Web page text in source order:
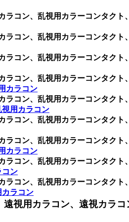
ラコン、乱視用カラーコンタク
ラコン、乱視用カラーコンタク
ラコン、乱視用カラーコンタク
ラコン、乱視用カラーコンタク
カラコン
ラコン、乱視用カラーコンタク
用カラコン
ラコン、乱視用カラーコンタク
ラコン、乱視用カラーコンタク
カラコン
ラコン、乱視用カラーコンタク
コン
ラコン、乱視用カラーコンタク
カラコン
視用カラコン、遠視カラ